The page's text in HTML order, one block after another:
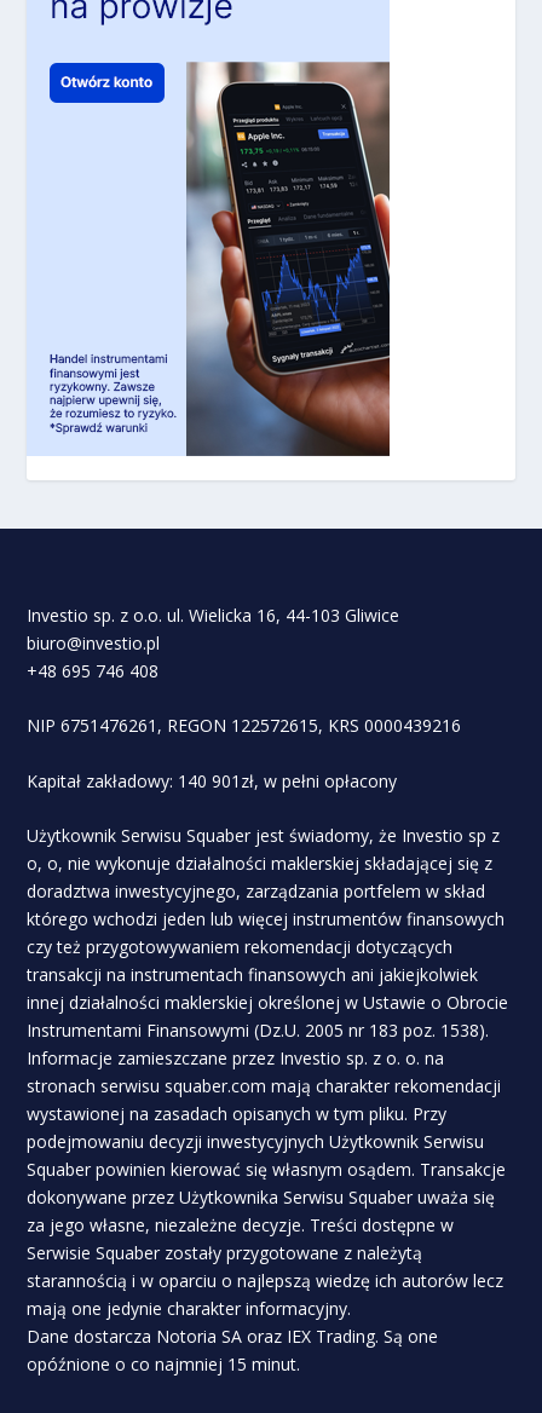
Investio sp. z o.o. ul. Wielicka 16, 44-103 Gliwice
biuro@investio.pl
+48 695 746 408
NIP 6751476261, REGON 122572615, KRS 0000439216
Kapitał zakładowy: 140 901zł, w pełni opłacony
Użytkownik Serwisu Squaber jest świadomy, że Investio sp z
o, o, nie wykonuje działalności maklerskiej składającej się z
doradztwa inwestycyjnego, zarządzania portfelem w skład
którego wchodzi jeden lub więcej instrumentów finansowych
czy też przygotowywaniem rekomendacji dotyczących
transakcji na instrumentach finansowych ani jakiejkolwiek
innej działalności maklerskiej określonej w Ustawie o Obrocie
Instrumentami Finansowymi (Dz.U. 2005 nr 183 poz. 1538).
Informacje zamieszczane przez Investio sp. z o. o. na
stronach serwisu squaber.com mają charakter rekomendacji
wystawionej na zasadach opisanych w tym pliku. Przy
podejmowaniu decyzji inwestycyjnych Użytkownik Serwisu
Squaber powinien kierować się własnym osądem. Transakcje
dokonywane przez Użytkownika Serwisu Squaber uważa się
za jego własne, niezależne decyzje. Treści dostępne w
Serwisie Squaber zostały przygotowane z należytą
starannością i w oparciu o najlepszą wiedzę ich autorów lecz
mają one jedynie charakter informacyjny.
Dane dostarcza Notoria SA oraz IEX Trading. Są one
opóźnione o co najmniej 15 minut.